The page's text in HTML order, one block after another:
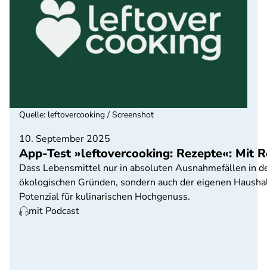
10. September 2025
App-Test »leftovercooking: Rezepte«: Mit
Dass Lebensmittel nur in absoluten Ausnahmefällen in
ökologischen Gründen, sondern auch der eigenen
Potenzial für kulinarischen Hochgenuss.
mit Podcast
Quelle: leftovercooking / Screenshot